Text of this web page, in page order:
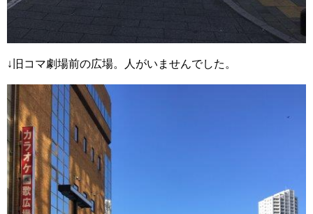
↓旧コマ劇場前の広場。人がいませんでした。